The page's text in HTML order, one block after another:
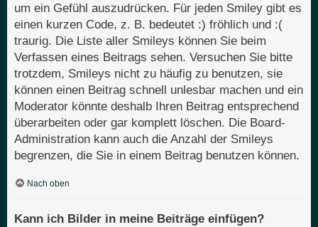
um ein Gefühl auszudrücken. Für jeden Smiley gibt es
einen kurzen Code, z. B. bedeutet :) fröhlich und :(
traurig. Die Liste aller Smileys können Sie beim
Verfassen eines Beitrags sehen. Versuchen Sie bitte
trotzdem, Smileys nicht zu häufig zu benutzen, sie
können einen Beitrag schnell unlesbar machen und ein
Moderator könnte deshalb Ihren Beitrag entsprechend
überarbeiten oder gar komplett löschen. Die Board-
Administration kann auch die Anzahl der Smileys
begrenzen, die Sie in einem Beitrag benutzen können.
Nach oben
Kann ich Bilder in meine Beiträge einfügen?